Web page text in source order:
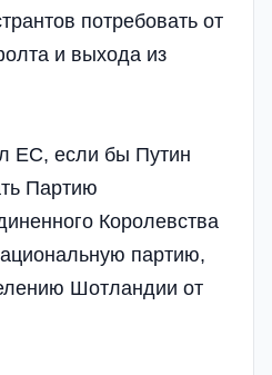
потребовать от
и выхода из
ЕС, если бы Путин
Партию
Королевства
партию,
Шотландии от